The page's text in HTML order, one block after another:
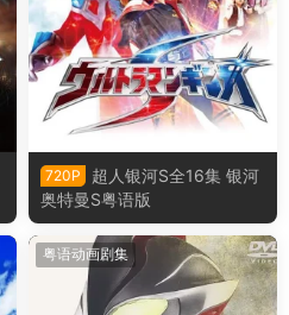
720P
超人银河S全16集 银河
奥特曼S粤语版
粤语动画剧集